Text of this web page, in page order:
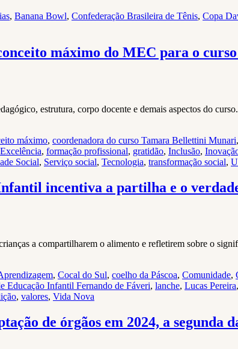
, Banana Bowl, Confederação Brasileira de Tênis, Copa
máximo do MEC para o
estrutura, corpo docente e demais aspectos do curso.
máximo, coordenadora do curso Tamara Bellettini Munari,
Excelência, formação profissional, gratidão, Inclusão,
Social, Serviço social, Tecnologia, transformação social,
incentiva a partilha e o
a compartilharem o alimento e refletirem sobre o
, Cocal do Sul, coelho da Páscoa, Comunidade,
Educação Infantil Fernando de Fáveri, lanche, Lucas Pereira,
, valores, Vida Nova
de órgãos em 2024, a segunda